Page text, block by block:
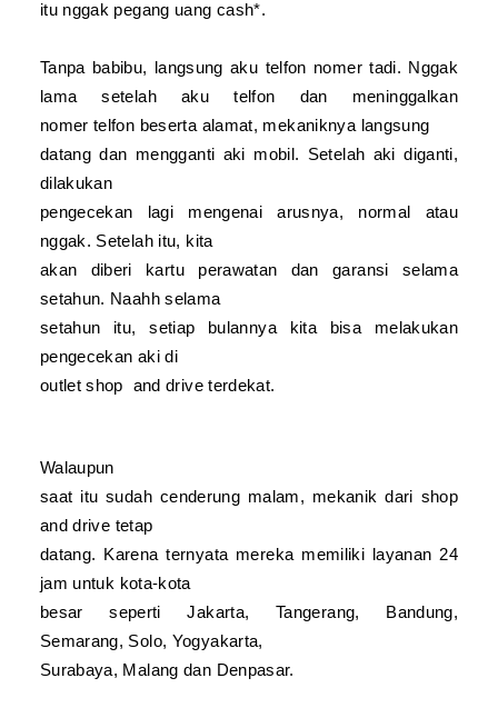
itu nggak pegang uang cash*.
Tanpa babibu, langsung aku tel fon nomer tadi. Nggak
lama setelah aku telfon dan meninggalkan
nomertelfon beserta alamat, mekaniknya langsung
datang dan mengganti aki mobil. Setelah aki diganti,
dilakukan
pengecekan lagi mengenai arusnya, normal atau
nggak. Setelah itu, kita
akan diberi kartu perawatan dan garansi selama
setahun. Naahh selama
setahun itu, setiap bulannya kita bisa melakukan
pengecekan aki di
outlet shop anddrive terdekat.
Walaupun
saat itu sudah cenderung malam, mekanik dari shop
and drive tetap
datang. Karena ternyata mereka memiliki layanan 24
jam untuk kota-kota
besar seperti Jakarta, Tangerang, Bandung,
Semarang, Solo, Yogyakarta,
Surabaya, Malang dan Denpasar.